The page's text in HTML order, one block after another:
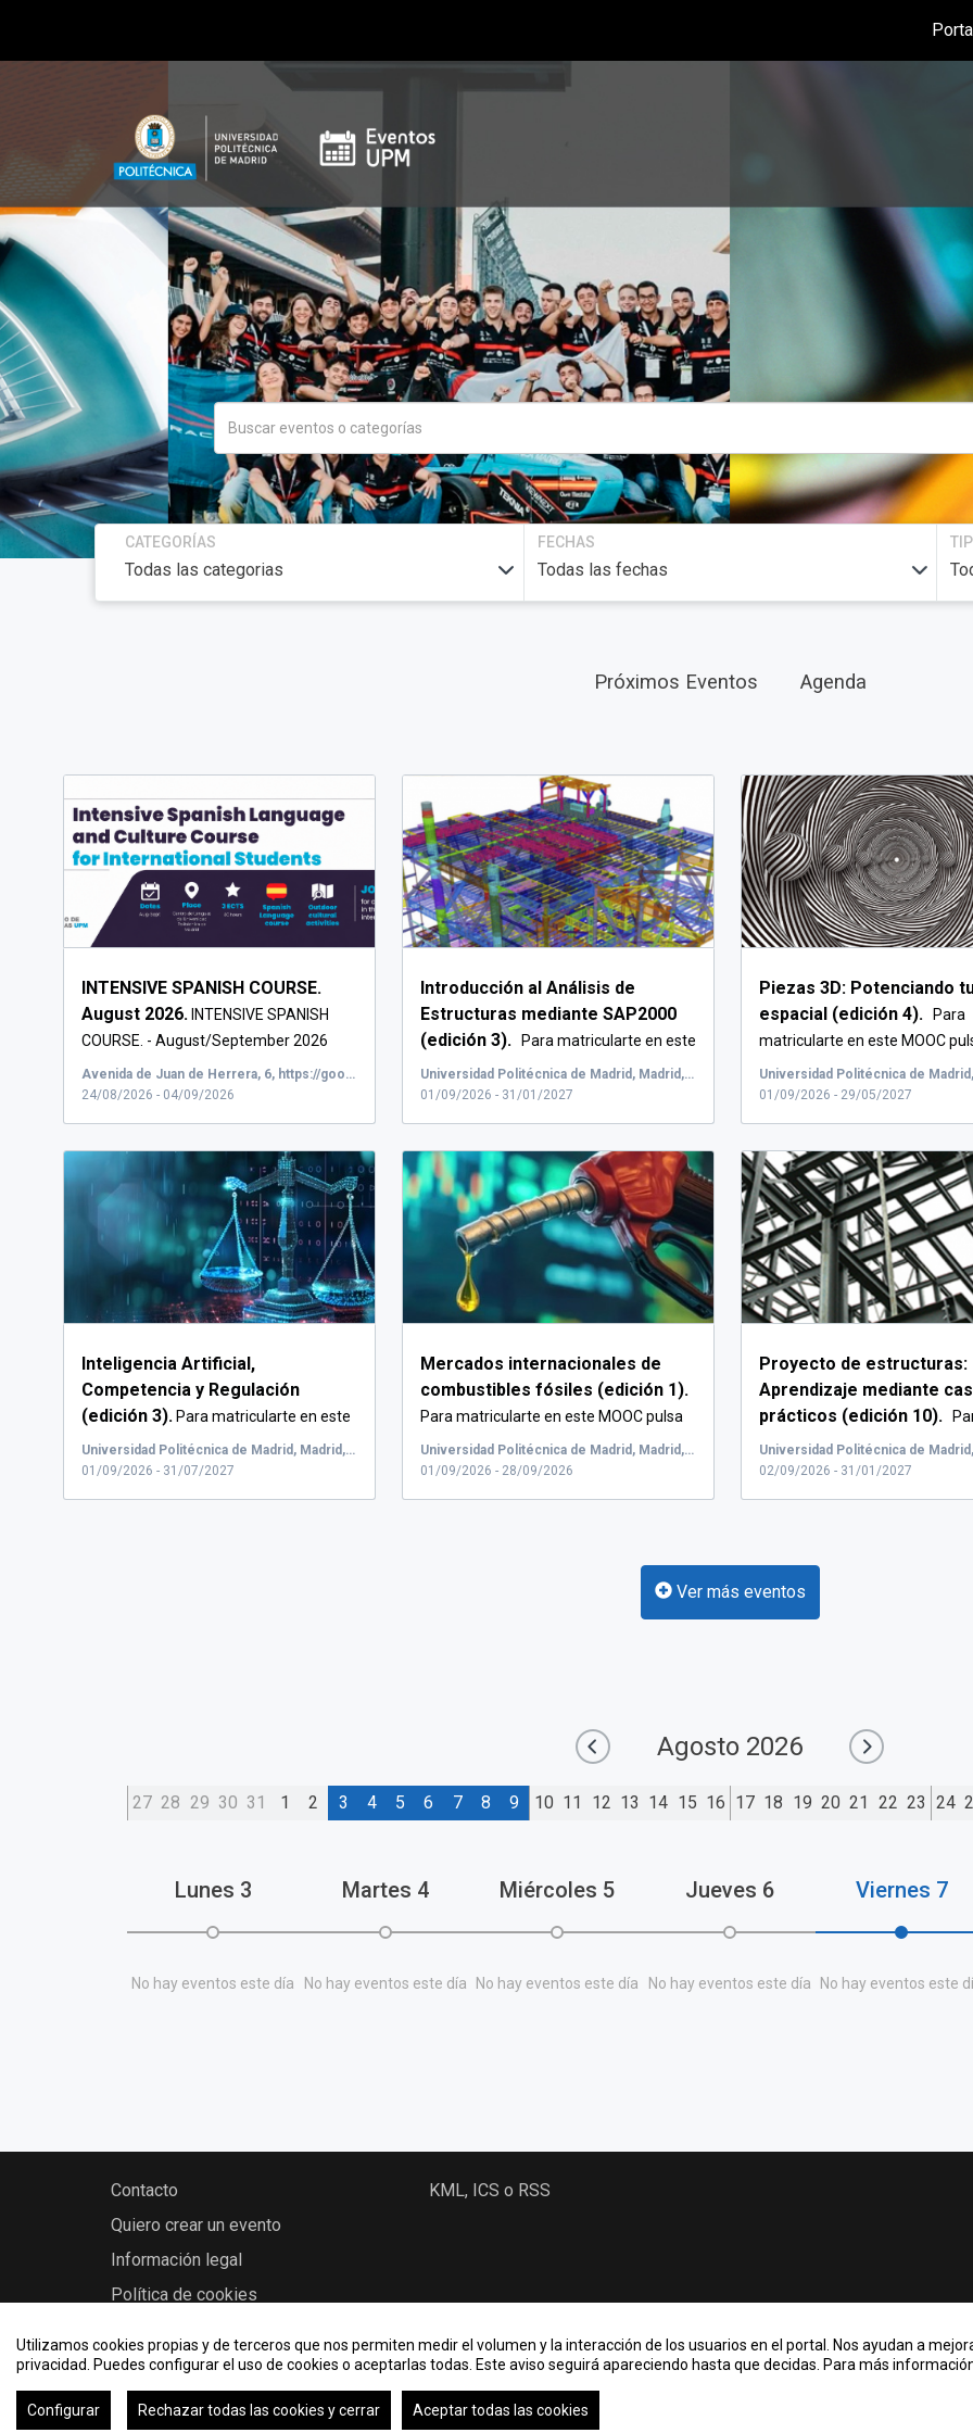
Utilizamos cookies propias y de terceros que nos permiten medir el volumen y la interacción de los usuarios en el portal. Nos ayudan a
privacidad. Puedes configurar el uso de cookies o aceptarlas todas. Este aviso seguirá apareciendo hasta que decidas. Para más
Configurar Rechazar todas las cookies y cerrar Aceptar todas las cookies
CATEGORÍAS FECHAS
Próximos Eventos Agenda
INTENSIVE SPANISH COURSE.
August 2026. INTENSIVE SPANISH
COURSE. - August/September 2026
The INTENSIVE...
Avenida de Juan de Herrera, 6, https://goo.gl/maps/aoPSPy9cFVeeuRQy8
24/08/2026 - 04/09/2026
Introducción al Análisis de
Estructuras mediante SAP2000
(edición 3). Para matricularte en este
MOOC ...
Universidad Politécnica de Madrid, Madrid, España
01/09/2026 - 31/01/2027
Piezas 3D: Potenciando
espacial (edición 4). Para
matricularte en este MOOC
"In...
01/09/2026 - 29/05/2027
Inteligencia Artificial,
Competencia y Regulación
(edición 3). Para matricularte en este
MOOC pulsa sob...
Universidad Politécnica de Madrid, Madrid, España
01/09/2026 - 31/07/2027
Mercados internacionales de
combustibles fósiles (edición 1).
Para matricularte en este MOOC pulsa
sobr...
Universidad Politécnica de Madrid, Madrid, España
01/09/2026 - 28/09/2026
Proyecto de estructuras:
Aprendizaje mediante
prácticos (edición 10).
matricularte en este...
02/09/2026 - 31/01/2027
Ver más eventos
Agosto 2026
27 28 29 30 31 1 2 3 4 5 6 7 8 9 10 11 12 13 14 15 16 17 18 19 20 21 22 23 24
Lunes 3
No hay eventos este día
Martes 4
No hay eventos este día
Miércoles 5
No hay eventos este día
Jueves 6
No hay eventos este día
Viernes 7
No hay eventos este
Contacto
Quiero crear un evento
Información legal
Política de cookies
KML, ICS o RSS
2026 © Eventos - Universidad Politécnica de Madrid